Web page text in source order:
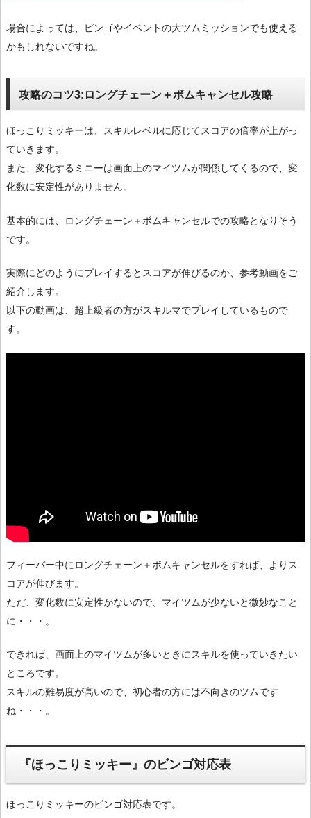
場合によっては、ビンゴやイベントの大ツムミッションでも使える
かもしれないですね。
攻略のコツ3:ロングチェーン＋ボムキャンセル攻略
ほっこりミッキーは、スキルレベルに応じてスコアの倍率が上がっ
ていきます。
また、変化するミニーは画面上のマイツムが関係してくるので、変
化数に安定性がありません。
基本的には、ロングチェーン＋ボムキャンセルでの攻略となりそう
です。
実際にどのようにプレイするとスコアが伸びるのか、参考動画をご
紹介します。
以下の動画は、超上級者の方がスキルマでプレイしているもので
す。
フィーバー中にロングチェーン＋ボムキャンセルをすれば、よりス
コアが伸びます。
ただ、変化数に安定性がないので、マイツムが少ないと微妙なこと
に・・・。
できれば、画面上のマイツムが多いときにスキルを使っていきたい
ところです。
スキルの難易度が高いので、初心者の方には不向きのツムです
ね・・・。
『ほっこりミッキー』のビンゴ対応表
ほっこりミッキーのビンゴ対応表です。